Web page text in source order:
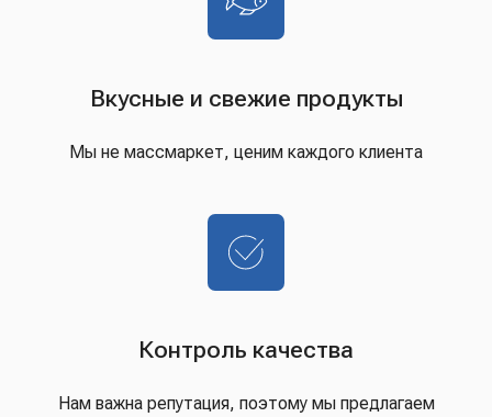
Вкусные и свежие продукты
Мы не массмаркет, ценим каждого клиента
Контроль качества
Нам важна репутация, поэтому мы предлагаем